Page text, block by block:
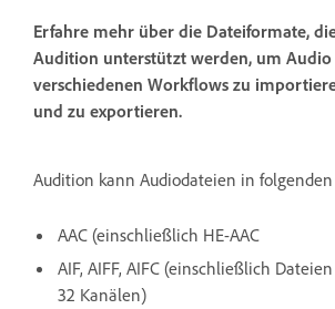
Erfahre mehr über die Dateiformate,
Audition unterstützt werden, um Audio
verschiedenen Workflows zu
und zu exportieren.
Audition kann Audiodateien in
AAC (einschließlich HE-AAC
AIF, AIFF, AIFC (einschließlich
32 Kanälen)